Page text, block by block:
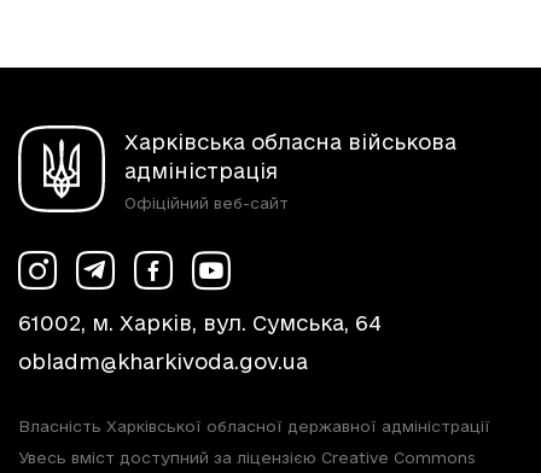
Харківська обласна військова
адміністрація
Офіційний веб-сайт
61002, м. Харків, вул. Сумська, 64
obladm@kharkivoda.gov.ua
Власність Харківської обласної державної адміністрації
Увесь вміст доступний за ліцензією Creative Commons